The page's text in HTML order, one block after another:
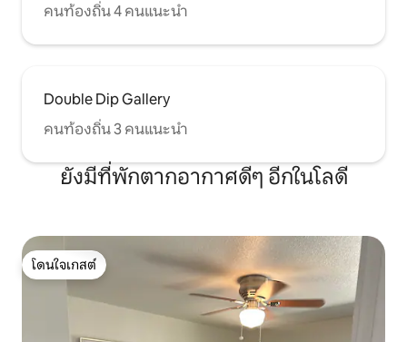
คนท้องถิ่น 4 คนแนะนำ
Double Dip Gallery
คนท้องถิ่น 3 คนแนะนำ
ยังมีที่พักตากอากาศดีๆ อีกในโลดี
โดนใจเกสต์
โดนใจเกสต์